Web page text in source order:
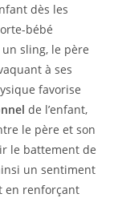
dès les
bébé
sling, le père
à ses
favorise
de l’enfant,
le père et son
le battement de
un sentiment
en renforçant